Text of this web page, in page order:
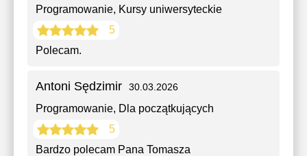
Programowanie, Kursy uniwersyteckie
5
Polecam.
Antoni Sędzimir 30.03.2026
Programowanie, Dla początkujących
5
Bardzo polecam Pana Tomasza